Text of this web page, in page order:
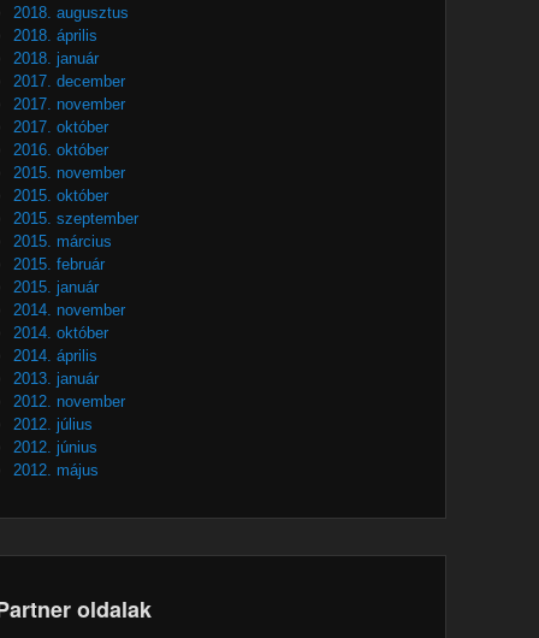
2018. augusztus
2018. április
2018. január
2017. december
2017. november
2017. október
2016. október
2015. november
2015. október
2015. szeptember
2015. március
2015. február
2015. január
2014. november
2014. október
2014. április
2013. január
2012. november
2012. július
2012. június
2012. május
oldalak